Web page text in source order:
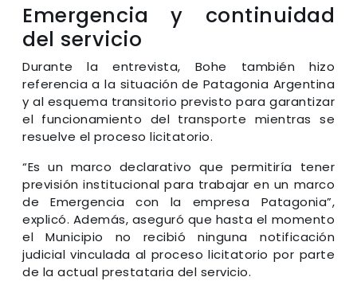
Emergencia y continuidad
del servicio
Durante la entrevista, Bohe también hizo
referencia a la situación de Patagonia Argentina
y al esquema transitorio previsto para garantizar
el funcionamiento del transporte mientras se
resuelve el proceso licitatorio.
“Es un marco declarativo que permitiría tener
previsión institucional para trabajar en un marco
de Emergencia con la empresa Patagonia”,
explicó. Además, aseguró que hasta el momento
el Municipio no recibió ninguna notificación
judicial vinculada al proceso licitatorio por parte
de la actual prestataria del servicio.